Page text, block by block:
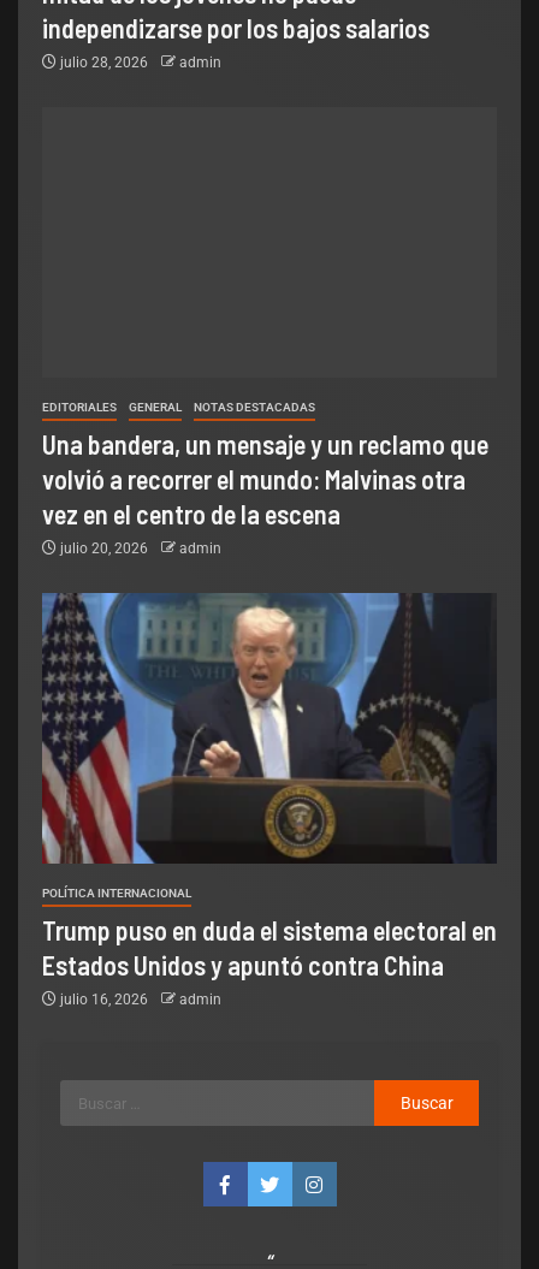
independizarse por los bajos salarios
julio 28, 2026 admin
EDITORIALES GENERAL NOTAS DESTACADAS
Una bandera, un mensaje y un reclamo que
volvió a recorrer el mundo: Malvinas otra
vez en el centro de la escena
julio 20, 2026 admin
POLÍTICA INTERNACIONAL
Trump puso en duda el sistema electoral en
Estados Unidos y apuntó contra China
julio 16, 2026 admin